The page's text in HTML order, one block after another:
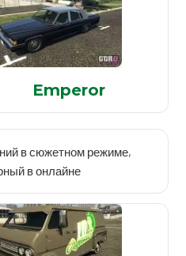
Emperor
в сюжетном режиме,
в онлайне